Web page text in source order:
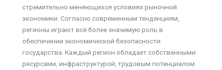
стремительно меняющихся условиях рыночной
экономики. Согласно современным тенденциям,
регионы играют всё более значимую роль в
обеспечении экономической безопасности
государства. Каждый регион обладает собственными
ресурсами, инфраструктурой, трудовым потенциалом